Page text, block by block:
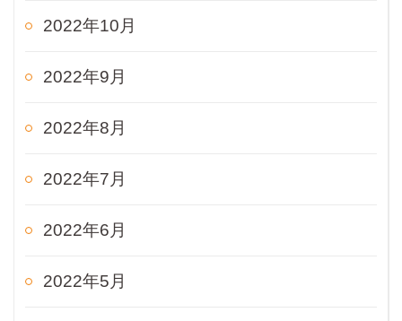
2022年10月
2022年9月
2022年8月
2022年7月
2022年6月
2022年5月